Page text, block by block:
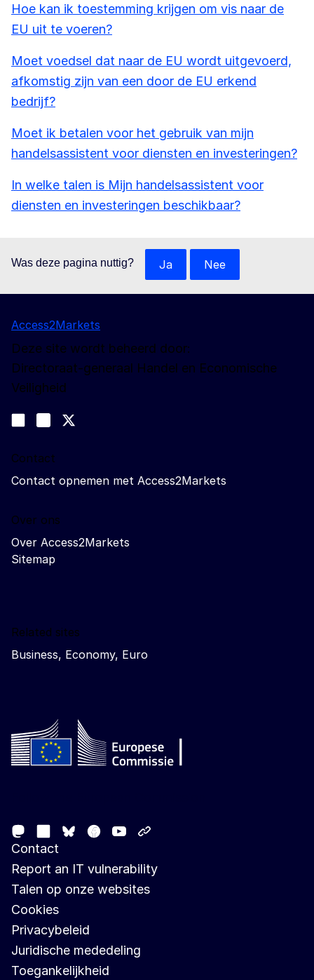
Hoe kan ik toestemming krijgen om vis naar de
EU uit te voeren?
Moet voedsel dat naar de EU wordt uitgevoerd,
afkomstig zijn van een door de EU erkend
bedrijf?
Moet ik betalen voor het gebruik van mijn
handelsassistent voor diensten en investeringen?
In welke talen is Mijn handelsassistent voor
diensten en investeringen beschikbaar?
Was deze pagina nuttig? Ja Nee
Access2Markets
Deze site wordt beheerd door:
Directoraat-generaal Handel en Economische
Veiligheid
Join us on LinkedIn
Trade-Off podcast
Contact
Contact opnemen met Access2Markets
Over ons
Over Access2Markets
Sitemap
Related sites
Business, Economy, Euro
MastodonLinkedIn
Bluesky
Facebook
Youtube
Contact
Report an IT vulnerability
Talen op onze websites
Cookies
Privacybeleid
Juridische mededeling
Toegankelijkheid